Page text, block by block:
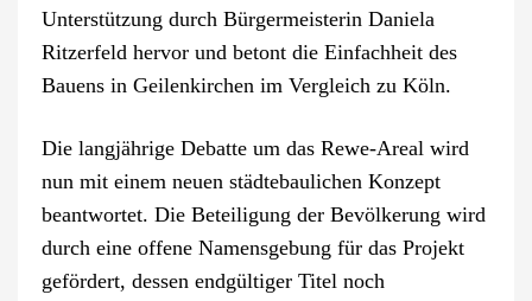
Unterstützung durch Bürgermeisterin Daniela
Ritzerfeld hervor und betont die Einfachheit des
Bauens in Geilenkirchen im Vergleich zu Köln.
Die langjährige Debatte um das Rewe-Areal wird
nun mit einem neuen städtebaulichen Konzept
beantwortet. Die Beteiligung der Bevölkerung wird
durch eine offene Namensgebung für das Projekt
gefördert, dessen endgültiger Titel noch